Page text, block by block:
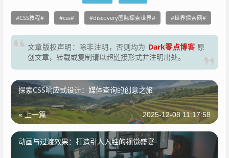
CSS教程 css discovery国际探索世界 世界探索网
文章版权声明：除非注明，否则均为 Dark零点博客 原
创文章，转载或复制请以超链接形式并注明出处。
探索CSS响应式设计：媒体查询的创意之旅
« 上一篇 2025-12-08 11:17:58
动画与过渡效果：打造引人入胜的视觉盛宴